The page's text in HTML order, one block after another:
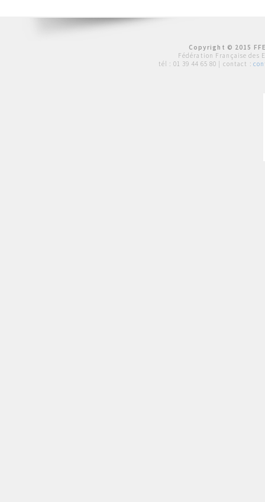
Copyright © 2015
Fédération Française des
tél : 01 39 44 65 80 | contact :